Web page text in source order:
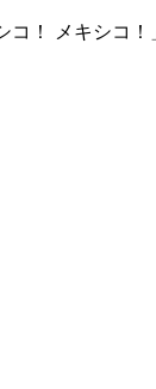
！ メキシコ！